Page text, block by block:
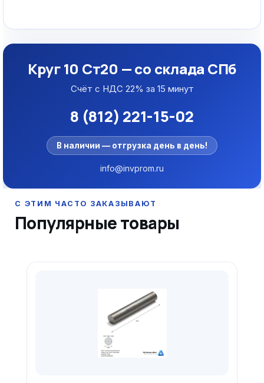
Круг 10 Ст20 — со склада СПб
Счёт с НДС 22% за 15 минут
8 (812) 221-15-02
В наличии — отгрузка день в день!
info@invprom.ru
Популярные товары